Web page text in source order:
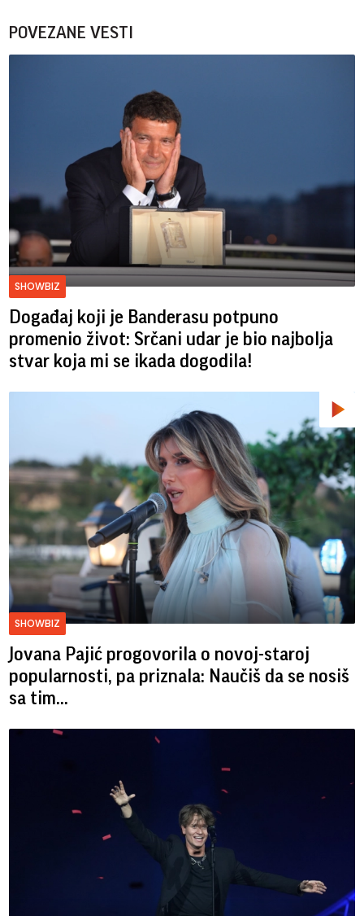
POVEZANE VESTI
SHOWBIZ
Događaj koji je Banderasu potpuno
promenio život: Srčani udar je bio najbolja
stvar koja mi se ikada dogodila!
SHOWBIZ
Jovana Pajić progovorila o novoj-staroj
popularnosti, pa priznala: Naučiš da se nosiš
sa tim...